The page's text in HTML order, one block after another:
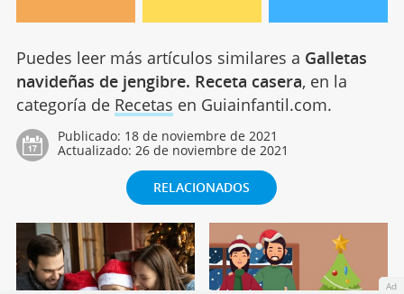
Puedes leer más artículos similares a Galletas
navideñas de jengibre. Receta casera, en la
categoría de Recetas en Guiainfantil.com.
Publicado: 18 de noviembre de 2021
Actualizado: 26 de noviembre de 2021
RELACIONADOS
Ad